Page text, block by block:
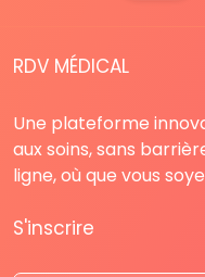
RDV MÉDICAL
Une plateforme
aux soins, sans
ligne, où que vous
S'inscrire